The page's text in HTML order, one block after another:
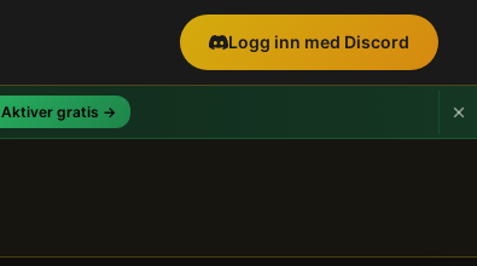
Logg inn med Discord
Aktiver gratis →